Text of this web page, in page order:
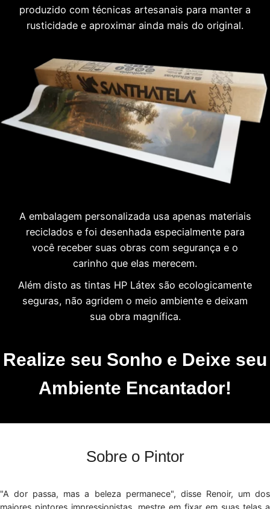
produzido com técnicas artesanais para manter a
rusticidade e aproximar ainda mais do original.
A embalagem personalizada usa apenas materiais
reciclados e foi desenhada especialmente para
você receber suas obras com segurança e o
carinho que elas merecem.
Além disto as tintas HP Látex são ecologicamente
seguras, não agridem o meio ambiente e deixam
sua obra magnífica.
Realize seu Sonho e Deixe seu
Ambiente Encantador!
Sobre o Pintor
"A dor passa, mas a beleza permanece", disse Renoir, um dos